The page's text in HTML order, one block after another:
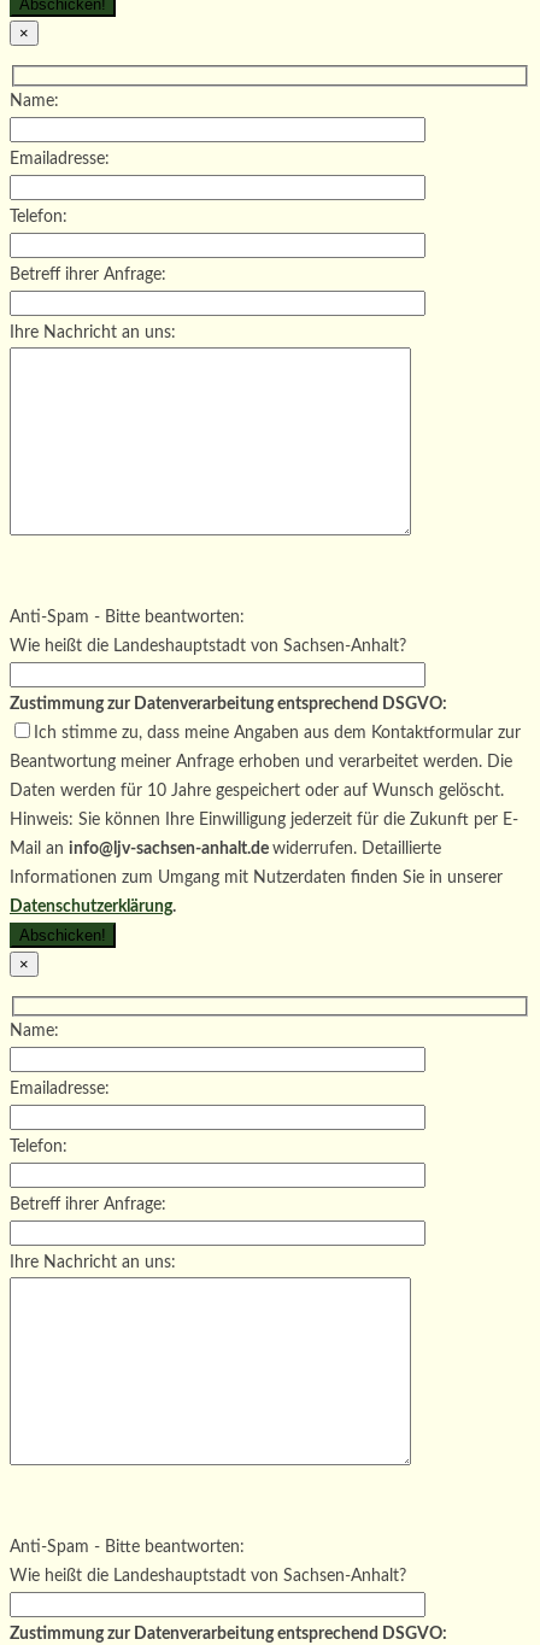
×
Name:
Emailadresse:
Telefon:
Betreff ihrer Anfrage:
Ihre Nachricht an uns:
Bitte lasse dieses Feld leer.
Anti-Spam - Bitte beantworten:
Wie heißt die Landeshauptstadt von Sachsen-Anhalt?
Zustimmung zur Datenverarbeitung entsprechend DSGVO:
Ich stimme zu, dass meine Angaben aus dem Kontaktformular zur
Beantwortung meiner Anfrage erhoben und verarbeitet werden. Die
Daten werden für 10 Jahre gespeichert oder auf Wunsch gelöscht.
Hinweis: Sie können Ihre Einwilligung jederzeit für die Zukunft per E-
Mail an info@ljv-sachsen-anhalt.de widerrufen. Detaillierte
Informationen zum Umgang mit Nutzerdaten finden Sie in unserer
Datenschutzerklärung.
×
Name:
Emailadresse:
Telefon:
Betreff ihrer Anfrage:
Ihre Nachricht an uns:
Bitte lasse dieses Feld leer.
Anti-Spam - Bitte beantworten:
Wie heißt die Landeshauptstadt von Sachsen-Anhalt?
Zustimmung zur Datenverarbeitung entsprechend DSGVO: